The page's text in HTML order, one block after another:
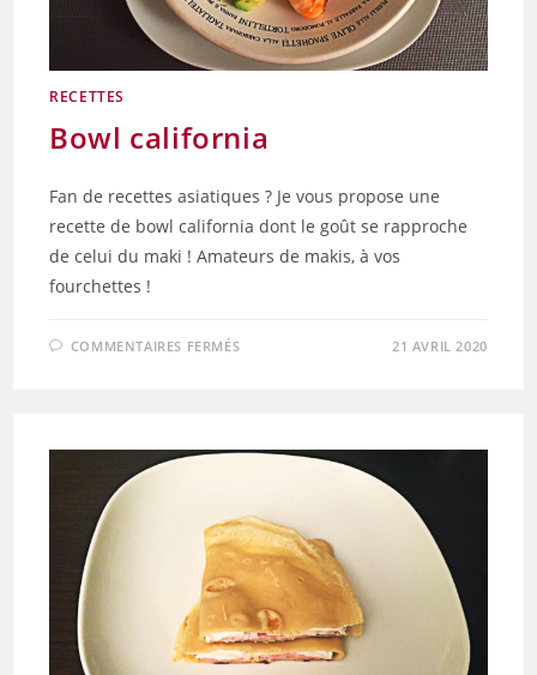
RECETTES
Bowl california
Fan de recettes asiatiques ? Je vous propose une
recette de bowl california dont le goût se rapproche
de celui du maki ! Amateurs de makis, à vos
fourchettes !
COMMENTAIRES FERMÉSSUR 21 AVRIL 2020